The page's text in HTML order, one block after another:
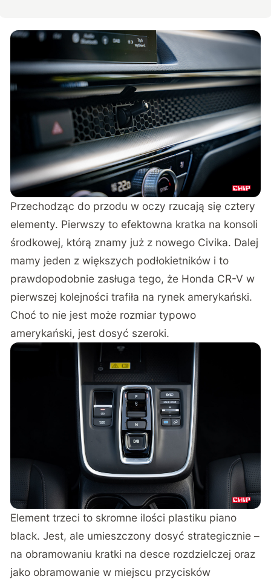
Przechodząc do przodu w oczy rzucają się cztery
elementy. Pierwszy to efektowna kratka na konsoli
środkowej, którą znamy już z nowego Civika. Dalej
mamy jeden z większych podłokietników i to
prawdopodobnie zasługa tego, że Honda CR-V w
pierwszej kolejności trafiła na rynek amerykański.
Choć to nie jest może rozmiar typowo
amerykański, jest dosyć szeroki.
Element trzeci to skromne ilości plastiku piano
black. Jest, ale umieszczony dosyć strategicznie –
na obramowaniu kratki na desce rozdzielczej oraz
jako obramowanie w miejscu przycisków